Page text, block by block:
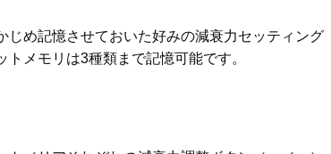
め記憶させておいた好みの減衰力セッティング
メモリは3種類まで記憶可能です。